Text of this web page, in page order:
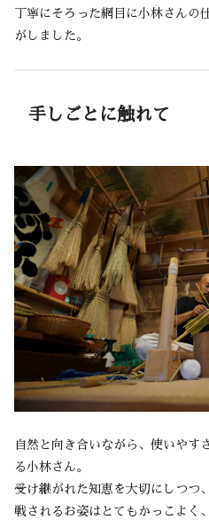
丁寧にそろった網目に小林さんの
がしました。
手しごとに触れて
自然と向き合いながら、使いやす
る小林さん。
受け継がれた知恵を大切にしつつ
戦されるお姿はとてもかっこよく、